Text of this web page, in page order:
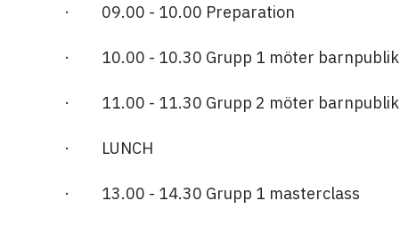
· 09.00 - 10.00 Preparation
· 10.00 - 10.30 Grupp 1 möter barnpublik
· 11.00 - 11.30 Grupp 2 möter barnpublik
· LUNCH
· 13.00 - 14.30 Grupp 1 masterclass